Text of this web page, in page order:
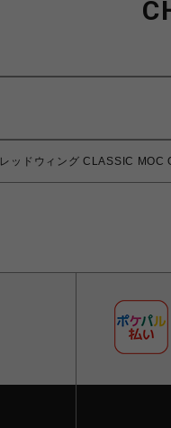
レッドウィング CLASSIC MOC